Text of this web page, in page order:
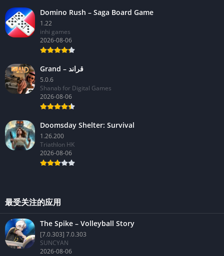
Domino Rush – Saga Board Game
1.22
inhi games
2026-08-06
Grand – قراند
5.0.6
Shanab for Digital Games
2026-08-06
Doomsday Shelter: Survival
1.26.200
Triathlon HK
2026-08-06
最受关注的应用
The Spike – Volleyball Story
[7.0.303] 7.0.303
SUNCYAN
2026-08-06